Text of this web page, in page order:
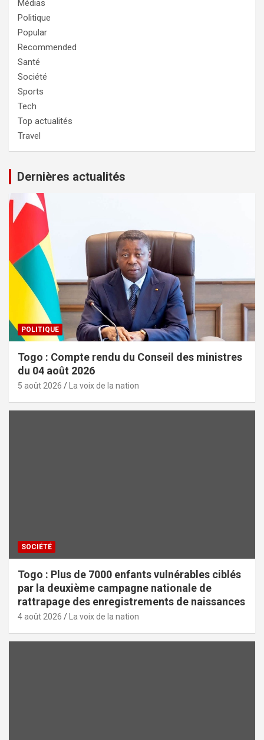
Médias
Politique
Popular
Recommended
Santé
Société
Sports
Tech
Top actualités
Travel
Dernières actualités
POLITIQUE
Togo : Compte rendu du Conseil des ministres
du 04 août 2026
5 août 2026 La voix de la nation
SOCIÉTÉ
Togo : Plus de 7000 enfants vulnérables ciblés
par la deuxième campagne nationale de
rattrapage des enregistrements de naissances
4 août 2026 La voix de la nation